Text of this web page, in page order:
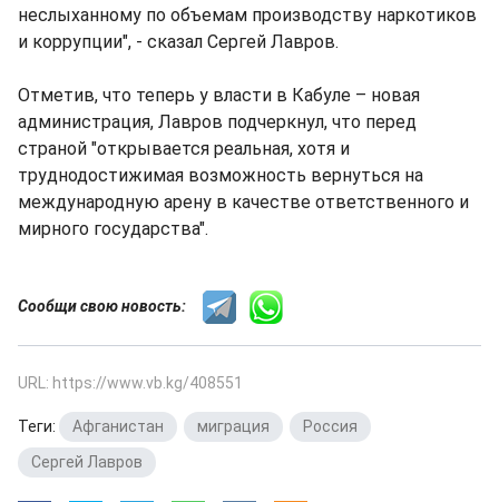
неслыханному по объемам производству наркотиков
и коррупции", - сказал Сергей Лавров.
Отметив, что теперь у власти в Кабуле – новая
администрация, Лавров подчеркнул, что перед
страной "открывается реальная, хотя и
труднодостижимая возможность вернуться на
международную арену в качестве ответственного и
мирного государства".
Сообщи свою новость:
URL: https://www.vb.kg/408551
Теги: Афганистан миграция Россия
Сергей Лавров